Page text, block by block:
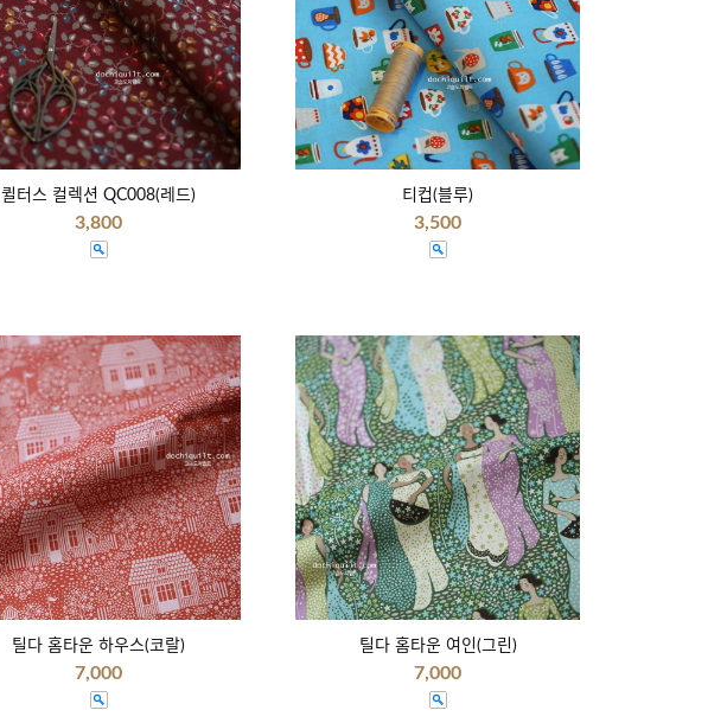
퀼터스 컬렉션 QC008(레드)
3,800
티컵(블루)
3,500
틸다 홈타운 하우스(코랄)
7,000
틸다 홈타운 여인(그린)
7,000